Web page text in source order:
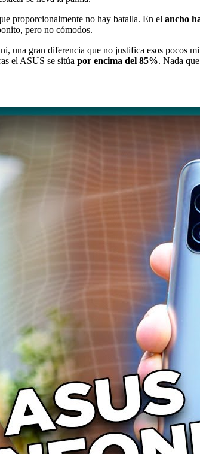
proporcionalmente no hay batalla. En el ancho
pero no cómodos.
una gran diferencia que no justifica esos pocos
el ASUS se sitúa por encima del 85%. Nada